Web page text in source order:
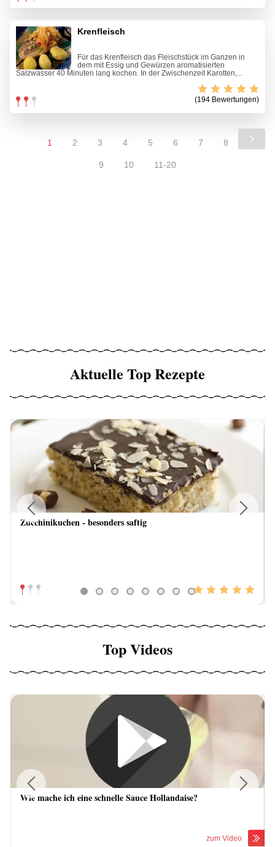
Krenfleisch
Für das Krenfleisch das Fleischstück im Ganzen in
dem mit Essig und Gewürzen aromatisierten
Salzwasser 40 Minuten lang kochen. In der Zwischenzeit Karotten,...
(194 Bewertungen)
1 2 3 4 5 6 7 8
9 10 11-20
Aktuelle Top Rezepte
Zucchinikuchen - besonders saftig
Previous
Top Videos
Wie mache ich eine schnelle Sauce Hollandaise?
zum Video
Previous